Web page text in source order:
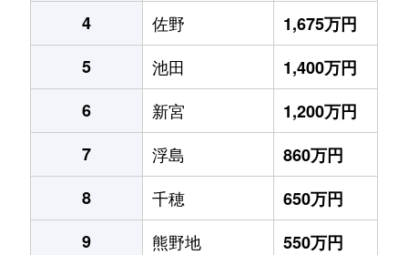
4
佐野
1,675万円
5
池田
1,400万円
6
新宮
1,200万円
7
浮島
860万円
8
千穂
650万円
9
熊野地
550万円